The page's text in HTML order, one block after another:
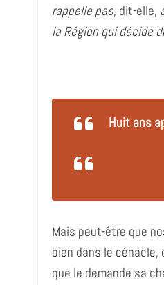
rappelle pas, dit-elle,
la Région qui décide
Huit ans
Mais peut-être que
bien dans le cénacle,
que le demande sa